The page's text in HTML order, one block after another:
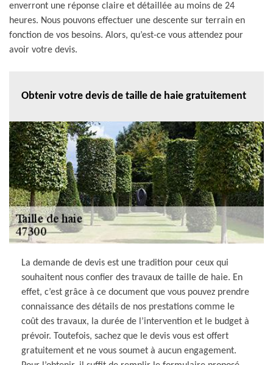
enverront une réponse claire et détaillée au moins de 24
heures. Nous pouvons effectuer une descente sur terrain en
fonction de vos besoins. Alors, qu’est-ce vous attendez pour
avoir votre devis.
Obtenir votre devis de taille de haie gratuitement
La demande de devis est une tradition pour ceux qui
souhaitent nous confier des travaux de taille de haie. En
effet, c’est grâce à ce document que vous pouvez prendre
connaissance des détails de nos prestations comme le
coût des travaux, la durée de l’intervention et le budget à
prévoir. Toutefois, sachez que le devis vous est offert
gratuitement et ne vous soumet à aucun engagement.